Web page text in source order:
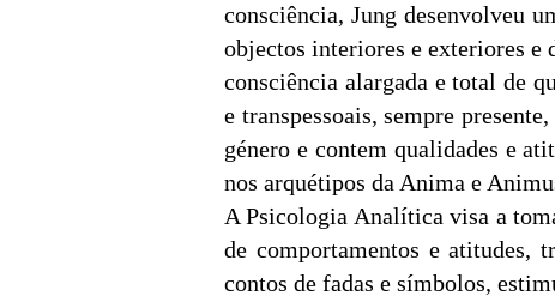
consciência, Jung desenvolveu
objectos interiores e exteriores e
consciência alargada e total de
e transpessoais, sempre
género e contem qualidades e
nos arquétipos da Anima e
A Psicologia Analítica visa a
de comportamentos e atitudes,
contos de fadas e símbolos,